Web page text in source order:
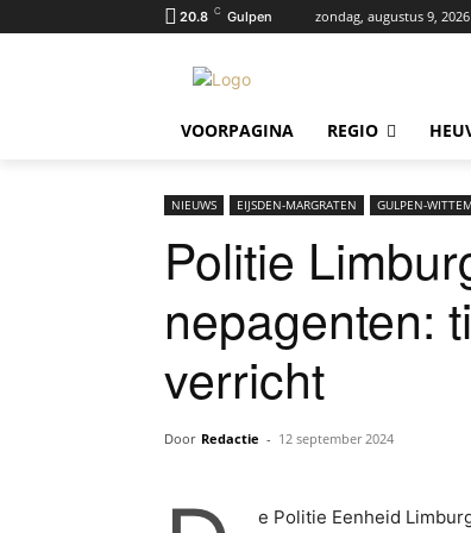
20.8 C Gulpen zondag, augustus 9, 2026
VOORPAGINA REGIO
NIEUWS EIJSDEN-MARGRATEN GULPEN-WITTEM
Politie
nepagenten:
verricht
Door Redactie - 12 september 2024
e Politie Eenheid